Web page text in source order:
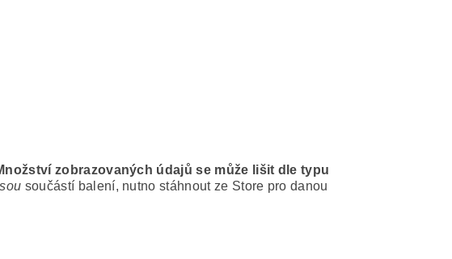
zobrazovaných údajů se může lišit dle typu
součástí balení, nutno stáhnout ze Store pro danou